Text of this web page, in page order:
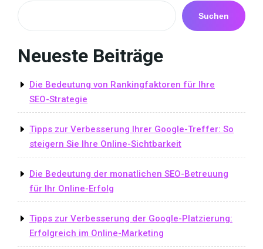
Suchen
Neueste Beiträge
Die Bedeutung von Rankingfaktoren für Ihre
SEO-Strategie
Tipps zur Verbesserung Ihrer Google-Treffer: So
steigern Sie Ihre Online-Sichtbarkeit
Die Bedeutung der monatlichen SEO-Betreuung
für Ihr Online-Erfolg
Tipps zur Verbesserung der Google-Platzierung:
Erfolgreich im Online-Marketing